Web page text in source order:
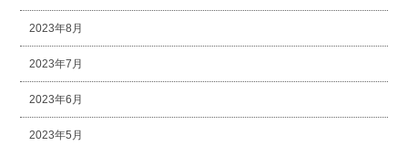
2023年8月
2023年7月
2023年6月
2023年5月